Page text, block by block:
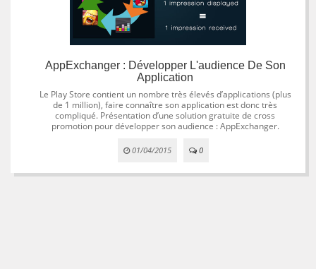
AppExchanger : Développer L'audience De Son
Application
Le Play Store contient un nombre très élevés d’applications (plus
de 1 million), faire connaître son application est donc très
compliqué. Présentation d’une solution gratuite de cross
promotion pour développer son audience : AppExchanger.
01/04/2015 0